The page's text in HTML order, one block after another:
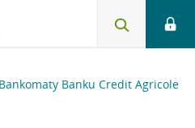
Bankomaty Banku Credit Agricole